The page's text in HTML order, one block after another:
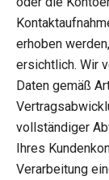
erhoben
ersichtlich. Wir
Daten gemäß
vollständiger
Ihres
Verarbeitung